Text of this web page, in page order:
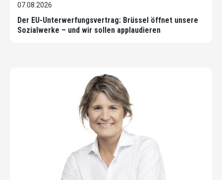
07.08.2026
Der EU-Unterwerfungsvertrag: Brüssel öffnet unsere
Sozialwerke – und wir sollen applaudieren